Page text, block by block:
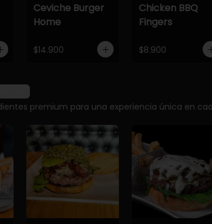
Ceviche Burger
Home
$14.900
Chicken BBQ
Fingers
$8.900
premium para una experiencia única en